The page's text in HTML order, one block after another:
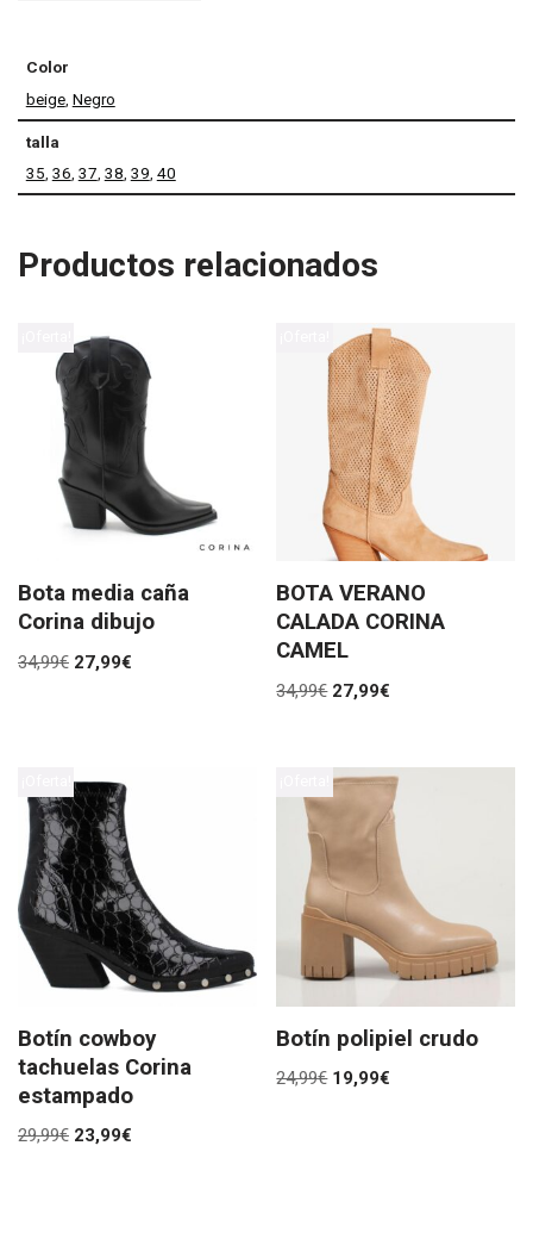
Color
beige, Negro
talla
35, 36, 37, 38, 39, 40
Productos relacionados
Bota media caña
Corina dibujo
34,99€ 27,99€
BOTA VERANO
CALADA CORINA
CAMEL
34,99€ 27,99€
Botín cowboy
tachuelas Corina
estampado
29,99€ 23,99€
Botín polipiel crudo
24,99€ 19,99€